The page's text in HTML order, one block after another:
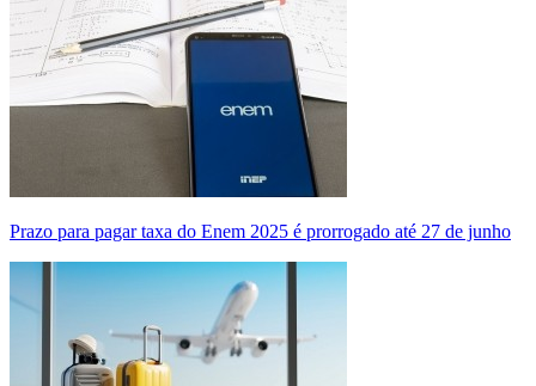
Prazo para pagar taxa do Enem 2025 é prorrogado até 27 de junho